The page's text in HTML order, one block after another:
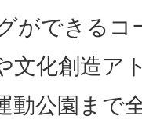
ができるコ
文化創造ア
動公園まで